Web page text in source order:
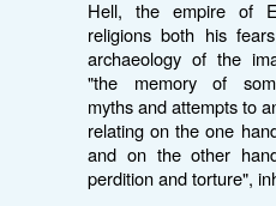
Hell, the empire of
religions both his
archaeology of the
"the memory of
myths and attempts to
relating on the one
and on the other
perdition and torture",